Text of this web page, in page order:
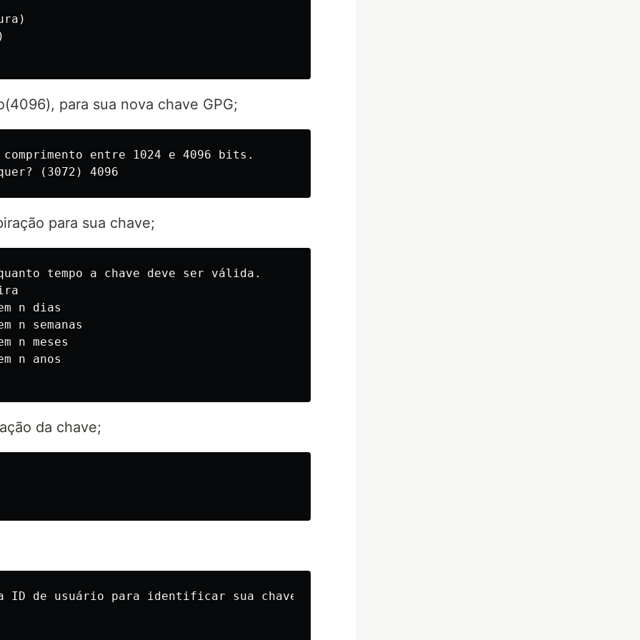
para sua nova chave GPG;
comprimento entre 1024 e 4096 bits.
para sua chave;
tempo a chave deve ser válida.
n dias
n semanas
n meses
n anos
da chave;
ID de usuário para identificar sua chave.